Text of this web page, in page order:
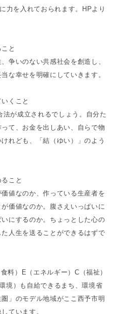
力を入れておられます。HPより
と
争いのない共感社会を創造し、
な幸せを明確にしていきます。
くこと
が成立されるでしょう。自分た
て、お金を出しあい、自らで物
れども、「結（ゆい）」のよう
こと
値なのか、作っている生産者を
価値なのか。腹さえいっぱいに
にするのか。ちょっとした心の
人生を送ることができるはずで
料）E（エネルギー）C（福祉）
境）も自給できるまち、環境省
」のモデル地域がここ西予市明
ています。